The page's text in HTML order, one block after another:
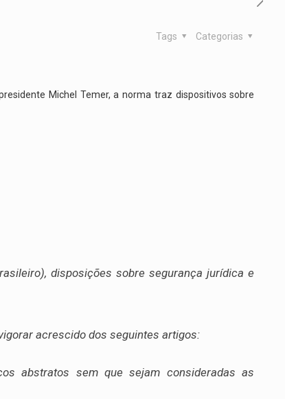
Categorias
Tags
Michel Temer, a norma traz dispositivos sobre
disposições sobre segurança jurídica e
acrescido dos seguintes artigos:
abstratos sem que sejam consideradas as